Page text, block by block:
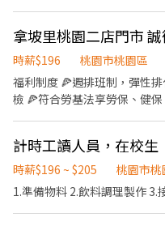
拿坡里桃園二店門市
時薪$196
桃園市桃園區
福利制度 🍕週排班制，彈性
檢 🍕符合勞基法享勞保、健保、勞退提撥 🍕員工餐優惠 【工作說明
計時工讀人員，在校生
時薪$196 ~ $205
桃園市桃
1.準備物料 2.飲料調理製作